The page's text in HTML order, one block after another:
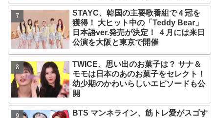
明かす
STAYC、韓国の主要歌番組で４冠を
獲得！ 大ヒット中の「Teddy Bear」
日本語ver.発売が決定！ ４月には来日
公演を大阪と東京で開催
TWICE、思い出のお菓子は？ サナ＆
モモは日本のあのお菓子をセレクト！
幼少期のかわいらしいエピソードも公
開
BTS マンネライン、筋トレ愛がスゴす